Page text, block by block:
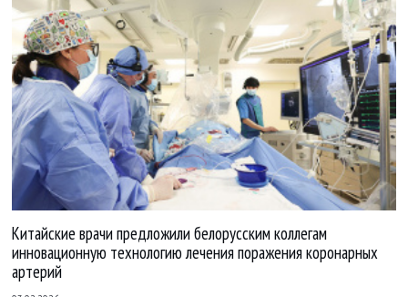
Китайские врачи предложили белорусским коллегам
инновационную технологию лечения поражения коронарных
артерий